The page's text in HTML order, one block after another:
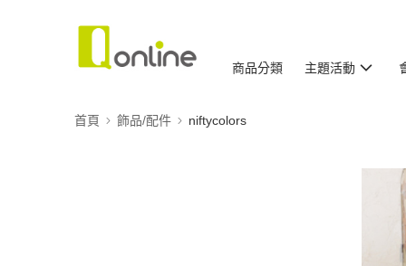
商品分類 主題活動
首頁 飾品/配件 niftycolors